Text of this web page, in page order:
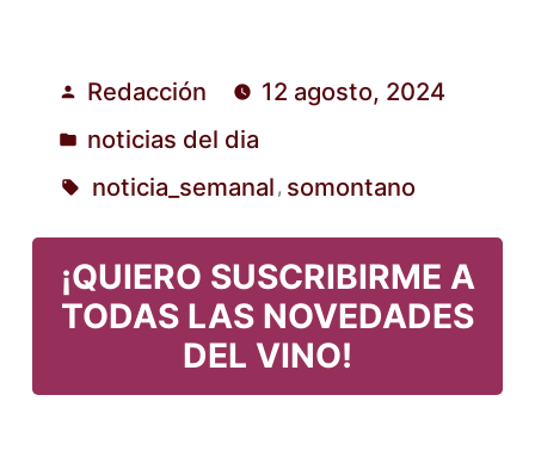
Publicado
por
Redacción 12 agosto, 2024
Publicado
en
noticias del dia
noticia_semanal , somontano
¡QUIERO SUSCRIBIRME A
TODAS LAS NOVEDADES
DEL VINO!